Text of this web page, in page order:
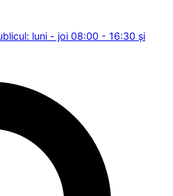
luni - joi 08:00 - 16:30 și